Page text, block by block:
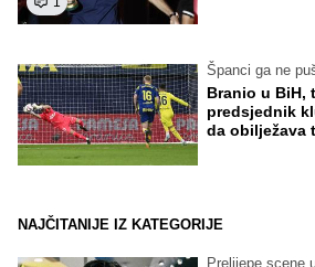
Španci ga ne
Branio u BiH,
predsjednik
da obilježava
NAJČITANIJE IZ KATEGORIJE
Prelijepe scene